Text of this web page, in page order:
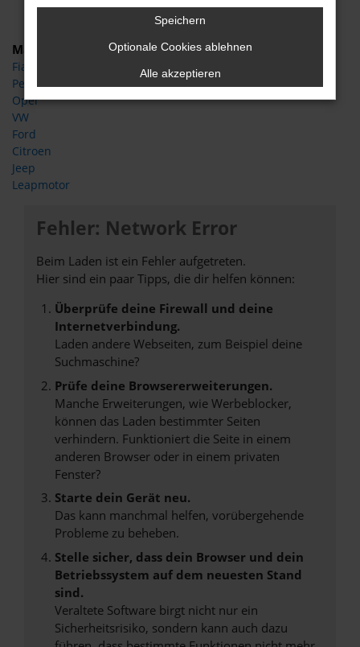
Marken
Fiat
Peugeot
Opel
VW
Ford
Citroen
Jeep
Leapmotor
Fehler: Network Error
Beim Laden ist ein Fehler aufgetreten.
Hier sind ein paar Tipps, die dir helfen können:
Überprüfe deine Firewall und deine
Internetverbindung.
Laden andere Webseiten, zum Beispiel deine
Suchmaschine?
Prüfe deine Browsererweiterungen.
Manche Erweiterungen, wie Werbeblocker,
können das Laden bestimmter Seiten
verhindern. Funktioniert die Seite in einem
anderen Browser oder in einem privaten
Fenster?
Starte dein Gerät neu.
Das kann manchmal helfen, vorübergehende
Probleme zu beheben.
Stelle sicher, dass dein Browser und dein
Betriebssystem auf dem neuesten Stand
sind.
Veraltete Software birgt nicht nur ein
Sicherheitsrisiko, sondern kann auch dazu
Speichern
Optionale Cookies ablehnen
Alle akzeptieren